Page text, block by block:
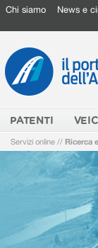
Chi siamo News e
PATENTI
Servizi online // Ricerca